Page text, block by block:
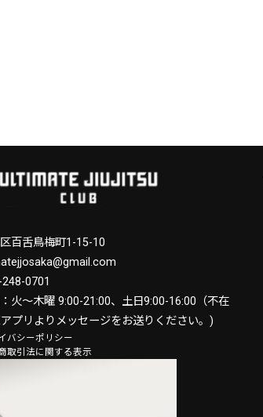
百舌鳥梅町1-15-10
0701
火〜木曜 9:00-21:00、土日9:00-16:00（不在
プリよりメッセージをお送りください。)
バシーポリシー
取引法に関する表示